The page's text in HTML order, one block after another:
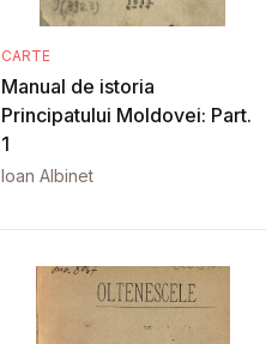
CARTE
Manual de istoria
Principatului Moldovei: Part.
1
Ioan Albinet